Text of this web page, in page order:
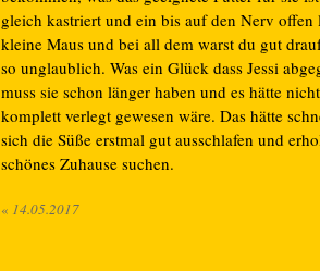
gleich kastriert und ein bis auf den Nerv offen
kleine Maus und bei all dem warst du gut
so unglaublich. Was ein Glück dass Jessi
muss sie schon länger haben und es hätte
komplett verlegt gewesen wäre. Das hätte
sich die Süße erstmal gut ausschlafen und
schönes Zuhause suchen.
« 14.05.2017